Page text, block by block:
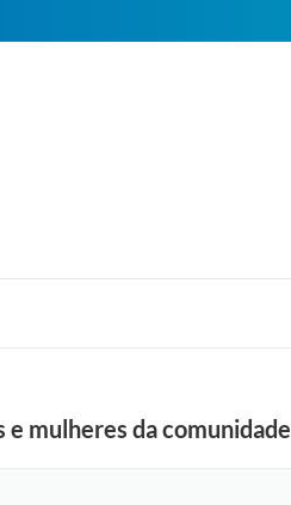
mulheres da comunidade